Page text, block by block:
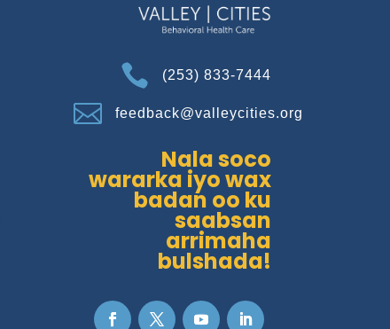
 (253) 833-7444
 feedback@valleycities.org
Nala soco
wararka iyo wax
badan oo ku
saabsan
arrimaha
bulshada!